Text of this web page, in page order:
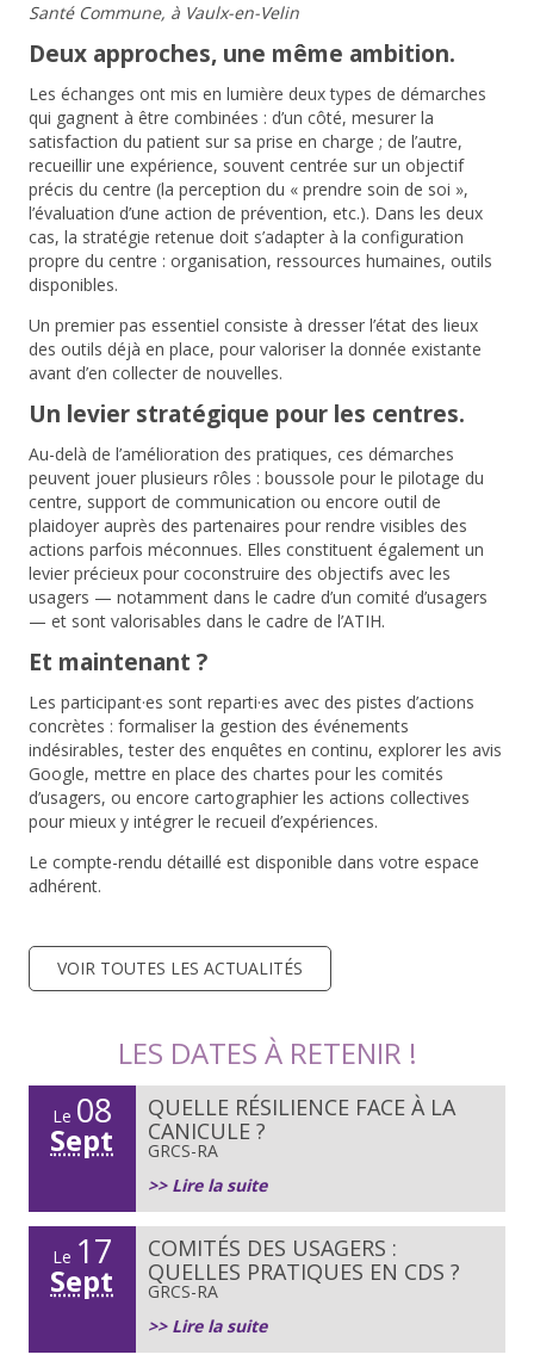
Santé Commune, à Vaulx-en-Velin
Deux approches, une même ambition.
Les échanges ont mis en lumière deux types de démarches
qui gagnent à être combinées : d’un côté, mesurer la
satisfaction du patient sur sa prise en charge ; de l’autre,
recueillir une expérience, souvent centrée sur un objectif
précis du centre (la perception du « prendre soin de soi »,
l’évaluation d’une action de prévention, etc.). Dans les deux
cas, la stratégie retenue doit s’adapter à la configuration
propre du centre : organisation, ressources humaines, outils
disponibles.
Un premier pas essentiel consiste à dresser l’état des lieux
des outils déjà en place, pour valoriser la donnée existante
avant d’en collecter de nouvelles.
Un levier stratégique pour les centres.
Au-delà de l’amélioration des pratiques, ces démarches
peuvent jouer plusieurs rôles : boussole pour le pilotage du
centre, support de communication ou encore outil de
plaidoyerauprès des partenaires pour rendre visibles des
actions parfois méconnues. Elles constituent également un
levier précieux pour coconstruire des objectifs avec les
usagers — notamment dans le cadre d’un comité d’usagers
— et sont valorisables dans le cadre de l’ATIH.
Et maintenant ?
Les participant·es sont reparti·es avec des pistes d’actions
concrètes : formaliser la gestion des événements
indésirables, tester des enquêtes en continu, explorer les avis
Google, mettre en place des chartes pour les comités
d’usagers, ou encore cartographier les actions collectives
pour mieux y intégrer le recueil d’expériences.
Le compte-rendu détaillé est disponible dans votre espace
adhérent.
VOIR TOUTES LES ACTUALITÉS
LES DATES À RETENIR !
Le 08
Sept
QUELLE RÉSILIENCE FACE À LA
CANICULE ?
GRCS-RA
>> Lire la suite
Le 17
Sept
COMITÉS DES USAGERS :
QUELLES PRATIQUES EN CDS ?
GRCS-RA
>> Lire la suite